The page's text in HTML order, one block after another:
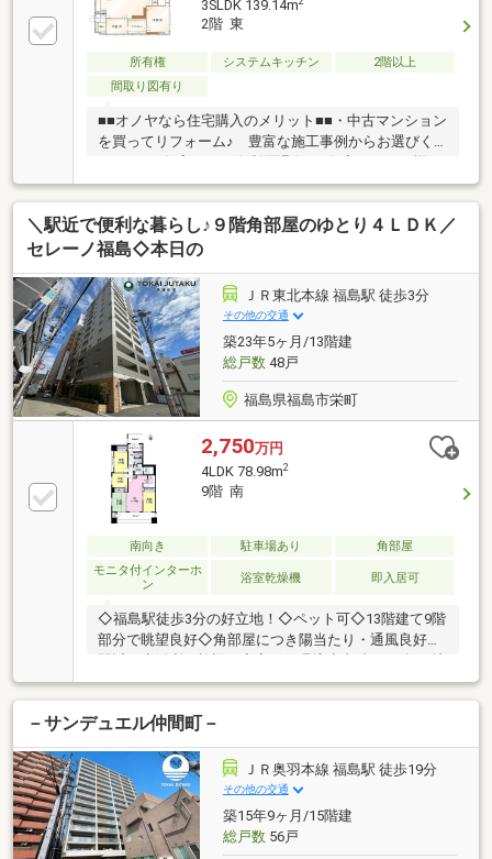
3SLDK 139.14m
2階 東
所有権 システムキッチン
2階以上
間取り図有り
■■オノヤなら住宅購入のメリット■■・中古マンション
を買ってリフォーム♪ 豊富な施工事例からお選びく
な疑問にお応えします♪ その他のローンの取りまと
め可能です。・事前の来店予約で 『QUOカード3000
円分』プレゼント♪・新規未公開物件情報多数あり♪
中古マンション＋リフォーム＋インテリアで あなた
施工事例公開中！ ぜひご覧ください♪
＼駅近で便利な暮らし♪９階角部屋のゆとり４ＬＤＫ／
セレーノ福島◇本日の
ＪＲ東北本線 福島駅 徒歩3分
その他の交通
築23年5ヶ月/13階建
総戸数48戸
福島県福島市栄町
2,750万円
4LDK 78.98m2
9階 南
南向き 駐車場あり
角部屋
モニタ付インターホ
ン
浴室乾燥機 即入居可
◇福島駅徒歩3分の好立地！◇ペット可◇13階建て9階
部分で眺望良好◇角部屋につき陽当たり・通風良好◇
域密着不動産会社です！福島県出身スタッフが中心
で、地元を熟知した暮らし目線のご提案が強み。
Google口コミでも星4.7の高評価をいただいていま
す。＼住宅ローンのご相談は無料！／「通るか不
安…」「自己資金が少ないけど大丈夫？」という段階
でもお気軽にご相談ください。ライフプランのご相談
も可能！◆ キッズスペース完備でお子様連れも安心！
おむつ替えやミルクのお湯なども対応可能。ご家族み
なさまで安心してご来店ください。
－サンデュエル仲間町－
ＪＲ奥羽本線 福島駅 徒歩19分
その他の交通
築15年9ヶ月/15階建
総戸数56戸